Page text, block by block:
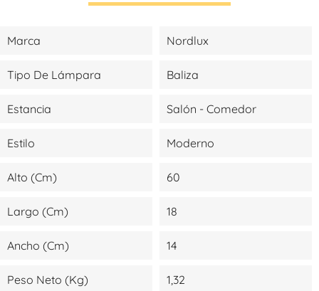
Marca Nordlux
Tipo De Lámpara Baliza
Estancia Salón - Comedor
Estilo Moderno
Alto (cm) 60
Largo (cm) 18
Ancho (cm) 14
Peso Neto (kg) 1,32